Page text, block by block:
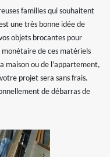
familles qui souhaitent
une très bonne idée de
objets brocantes pour
monétaire de ces matériels
maison ou de l’appartement,
projet sera sans frais.
de débarras de